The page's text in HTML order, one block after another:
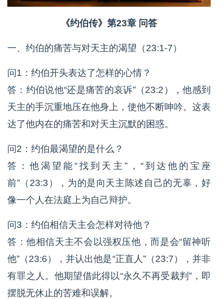
《约伯传》第23章 问答
一、约伯的痛苦与对天主的渴望（23:1-7）
问1：约伯开头表达了怎样的心情？
答：约伯说他“还是痛苦的哀诉”（23:2），他感到
天主的手沉重地压在他身上，使他不断呻吟。这表
达了他内在的痛苦和对天主沉默的困惑。
问2：约伯最渴望的是什么？
答：他渴望能“找到天主”，“到达他的宝座
前”（23:3），为的是向天主陈述自己的无辜，好
像一个人在法庭上为自己辩护。
问3：约伯相信天主会怎样对待他？
答：他相信天主不会以强权压他，而是会“留神听
他”（23:6），并认出他是“正直人”（23:7），并非
有罪之人。他期望借此得以“永久不再受裁判”，即
摆脱无休止的苦难和误解。